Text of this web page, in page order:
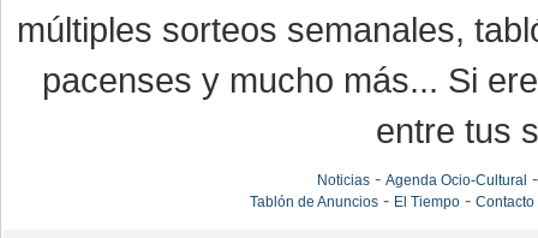
múltiples sorteos semanales,
pacenses y mucho más... Si
entre tus
Noticias- Agenda Ocio-Cultural
Tablón de Anuncios- El Tiempo- Contacto